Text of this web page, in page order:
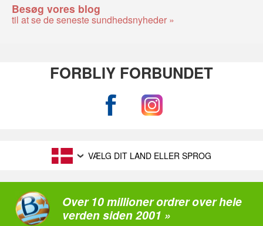
Besøg vores blog
til at se de seneste sundhedsnyheder »
FORBLIY FORBUNDET
VÆLG DIT LAND ELLER SPROG
Over 10 millioner ordrer over hele
verden siden 2001 »